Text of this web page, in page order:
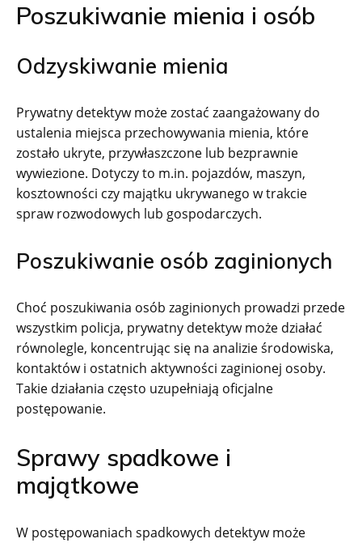
Poszukiwanie mienia i osób
Odzyskiwanie mienia
Prywatny detektyw może zostać zaangażowany do
ustalenia miejsca przechowywania mienia, które
zostało ukryte, przywłaszczone lub bezprawnie
wywiezione. Dotyczy to m.in. pojazdów, maszyn,
kosztowności czy majątku ukrywanego w trakcie
spraw rozwodowych lub gospodarczych.
Poszukiwanie osób zaginionych
Choć poszukiwania osób zaginionych prowadzi przede
wszystkim policja, prywatny detektyw może działać
równolegle, koncentrując się na analizie środowiska,
kontaktów i ostatnich aktywności zaginionej osoby.
Takie działania często uzupełniają oficjalne
postępowanie.
Sprawy spadkowe i
majątkowe
W postępowaniach spadkowych detektyw może